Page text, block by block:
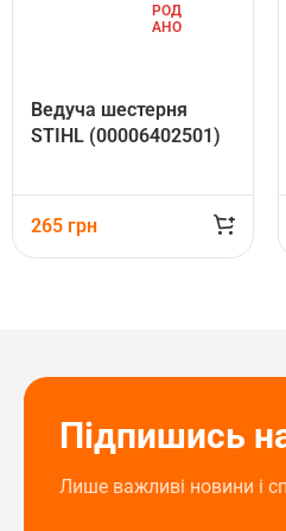
РОД
АНО
Ведуча шестерня
STIHL (00006402501)
265 грн
Підпишись
Лише важливі новини і